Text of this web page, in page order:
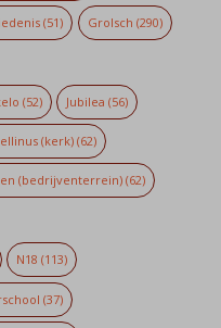
(51) Grolsch (290)
(52) Jubilea (56)
(kerk)(62)
(bedrijventerrein)(62)
N18 (113)
(37)